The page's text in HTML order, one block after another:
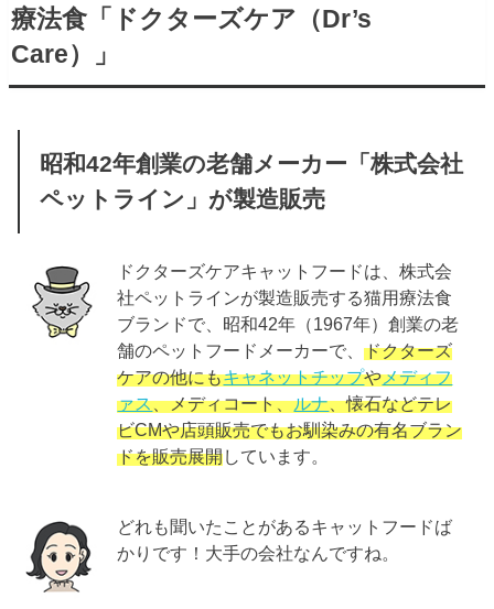
療法食「ドクターズケア（Dr’s
Care）」
昭和42年創業の老舗メーカー「株式会社
ペットライン」が製造販売
ドクターズケアキャットフードは、株式会
社ペットラインが製造販売する猫用療法食
ブランドで、昭和42年（1967年）創業の老
舗のペットフードメーカーで、ドクターズ
ケアの他にもキャネットチップやメディフ
ァス、メディコート、ルナ、懐石などテレ
ビCMや店頭販売でもお馴染みの有名ブラン
ドを販売展開しています。
どれも聞いたことがあるキャットフードば
かりです！大手の会社なんですね。